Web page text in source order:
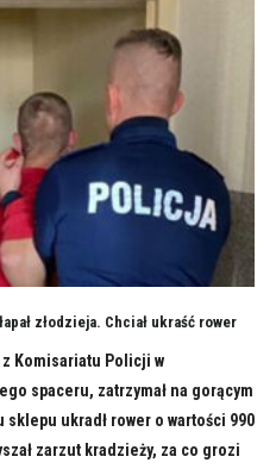
złodzieja. Chciał ukraść rower
Komisariatu Policji w
spaceru, zatrzymał na gorącym
ukradł rower o wartości 990
zarzut kradzieży, za co grozi